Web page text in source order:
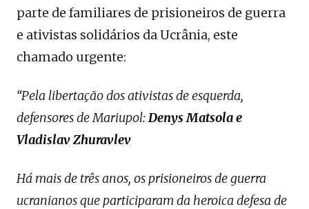
parte de familiares de prisioneiros de guerra
e ativistas solidários da Ucrânia, este
chamado urgente:
“Pela libertação dos ativistas de esquerda,
defensores de Mariupol:Denys Matsola e
Vladislav Zhuravlev
Há mais de três anos, os prisioneiros de guerra
ucranianos que participaram da heroica defesa de